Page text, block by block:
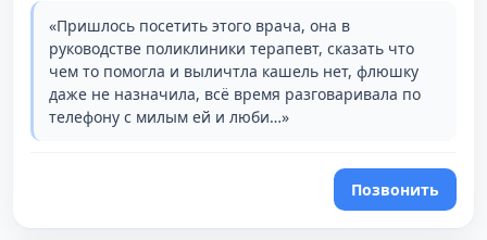
«Пришлось посетить этого врача, она в
руководстве поликлиники терапевт, сказать что
чем то помогла и выличтла кашель нет, флюшку
даже не назначила, всё время разговаривала по
телефону с милым ей и люби…»
Позвонить